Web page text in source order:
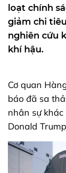
loạt chính
giảm chi
nghiên cứu
khí hậu.
Cơ quan
báo đã sa
nhân sự
Donald